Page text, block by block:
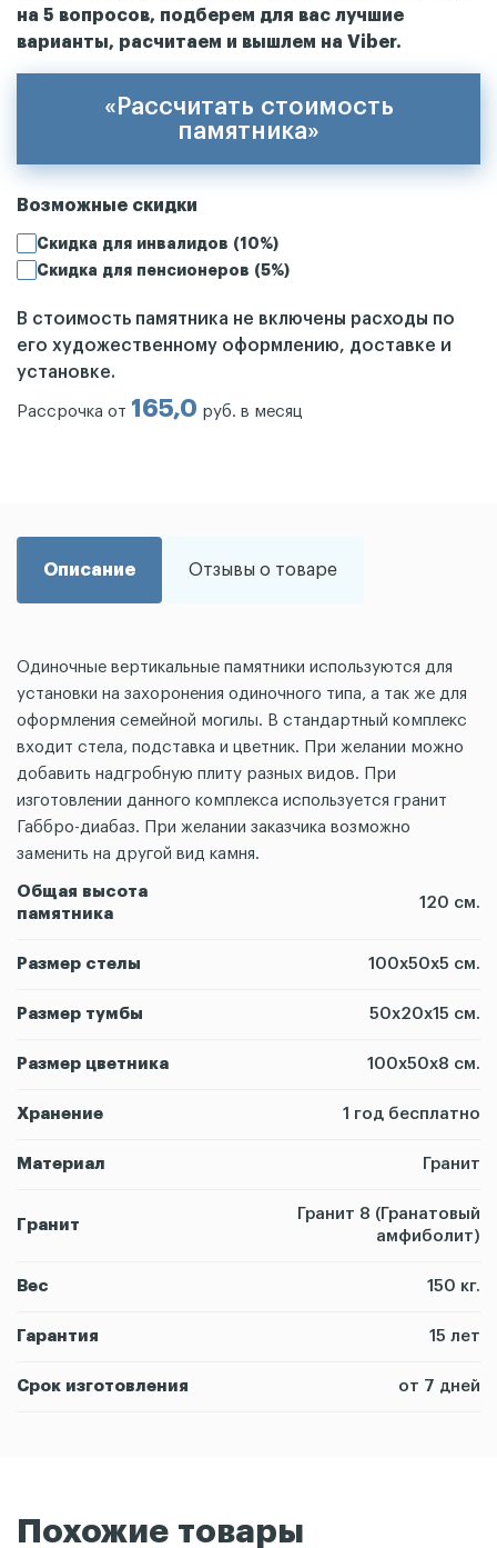
на 5 вопросов, подберем для вас лучшие
варианты, расчитаем и вышлем на Viber.
«Рассчитать стоимость
памятника»
Возможные скидки
Скидка для инвалидов (10%)
Скидка для пенсионеров (5%)
В стоимость памятника не включены расходы по
его художественному оформлению, доставке и
установке.
Рассрочка от 165,0 руб. в месяц
Описание Отзывы о товаре
Одиночные вертикальные памятники используются для
установки на захоронения одиночного типа, а так же для
оформления семейной могилы. В стандартный комплекс
входит стела, подставка и цветник. При желании можно
добавить надгробную плиту разных видов. При
изготовлении данного комплекса используется гранит
Габбро-диабаз. При желании заказчика возможно
заменить на другой вид камня.
Общая высота
памятника
120 см.
Размер стелы 100х50х5 см.
Размер тумбы 50х20х15 см.
Размер цветника 100х50х8 см.
Хранение 1 год бесплатно
Материал Гранит
Гранит
Гранит 8 (Гранатовый
амфиболит)
Вес 150 кг.
Гарантия 15 лет
Срок изготовления от 7 дней
Похожие товары